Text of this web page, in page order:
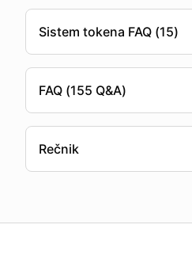
Sistem tokena FAQ (15)
FAQ (155 Q&A)
Rečnik